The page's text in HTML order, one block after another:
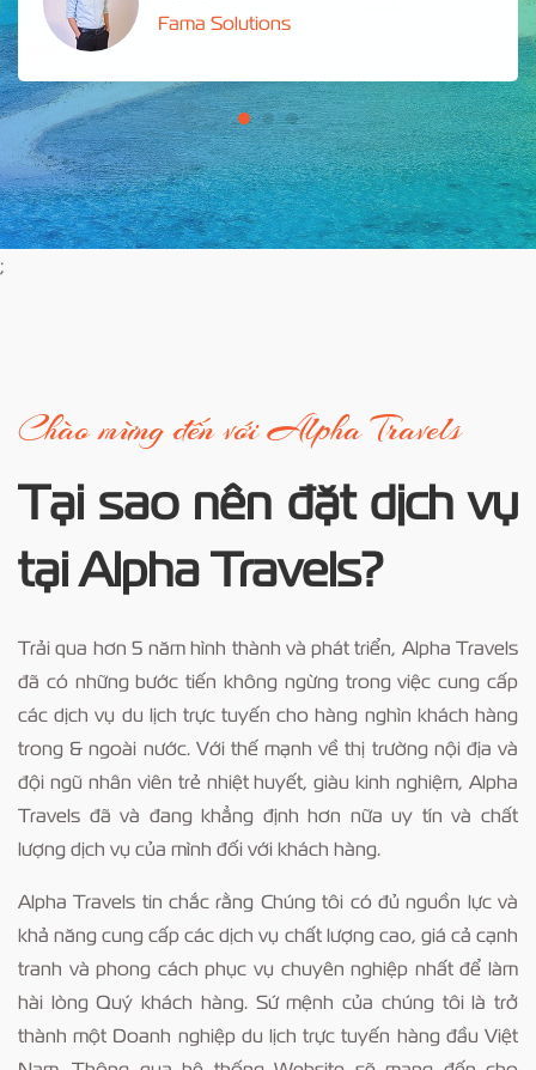
Fama Solutions
;
Chào mừng đến với Alpha Travels
Tại sao nên đặt dịch vụ
tại Alpha Travels?
Trải qua hơn 5 năm hình thành và phát triển, Alpha Travels
đã có những bước tiến không ngừng trong việc cung cấp
các dịch vụ du lịch trực tuyến cho hàng nghìn khách hàng
trong & ngoài nước. Với thế mạnh về thị trường nội địa và
đội ngũ nhân viên trẻ nhiệt huyết, giàu kinh nghiệm, Alpha
Travels đã và đang khẳng định hơn nữa uy tín và chất
lượng dịch vụ của mình đối với khách hàng.
Alpha Travels tin chắc rằng Chúng tôi có đủ nguồn lực và
khả năng cung cấp các dịch vụ chất lượng cao, giá cả cạnh
tranh và phong cách phục vụ chuyên nghiệp nhất để làm
hài lòng Quý khách hàng. Sứ mệnh của chúng tôi là trở
thành một Doanh nghiệp du lịch trực tuyến hàng đầu Việt